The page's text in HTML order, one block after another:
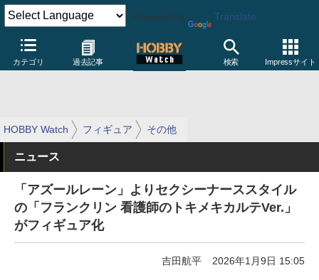
Powered by Translate
カテゴリ 過去記事 検索 Impressサイト
HOBBY Watch フィギュア その他
ニュース
「アズールレーン」よりセクシーナーススタイル
の「フランクリン 看護師のトキメキカルテVer.」
がフィギュア化
吉田航平 2026年1月9日 15:05